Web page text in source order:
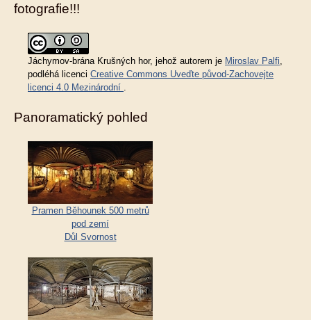
fotografie!!!
Jáchymov-brána Krušných hor, jehož autorem je Miroslav Palfi
podléhá licenci Creative Commons Uveďte původ-Zachovejte
licenci 4.0 Mezinárodní
Panoramatický pohled
Pramen Běhounek 500 metrů
pod zemí
Důl Svornost